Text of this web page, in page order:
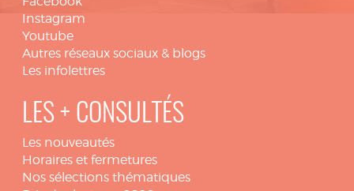
Instagram
Youtube
Autres réseaux sociaux & blogs
Les infolettres
LES + CONSULTÉS
Les nouveautés
Horaires et fermetures
Nos sélections thématiques